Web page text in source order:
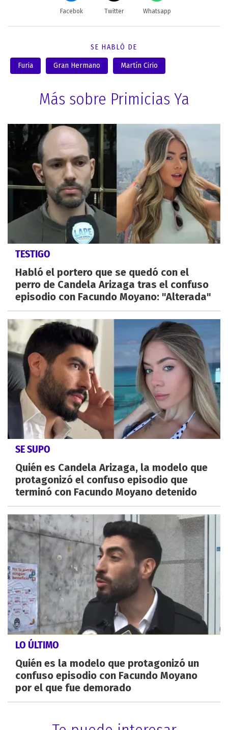
Facebok Twitter Whatsapp
SE HABLÓ DE
Furia Gran Hermano Martín Cirio
Más sobre Primicias Ya
TESTIGO
Habló el portero que se quedó con el
perro de Candela Arizaga tras el confuso
episodio con Facundo Moyano: "Alterada"
SE SUPO
Quién es Candela Arizaga, la modelo que
protagonizó el confuso episodio que
terminó con Facundo Moyano detenido
LO ÚLTIMO
Quién es la modelo que protagonizó un
confuso episodio con Facundo Moyano
por el que fue demorado